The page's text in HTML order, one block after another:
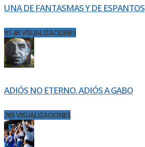
UNA DE FANTASMAS Y DE ESPANTOS
91.4K VISUALIZACIONES
ADIÓS NO ETERNO. ADIÓS A GABO
765 VISUALIZACIONES